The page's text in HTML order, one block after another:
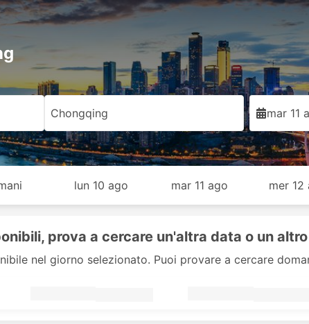
Chongqing mar 11
lun 10 ago mar 11 ago mer 12
prova a cercare un'altra data o un
nel giorno selezionato. Puoi provare a cercare